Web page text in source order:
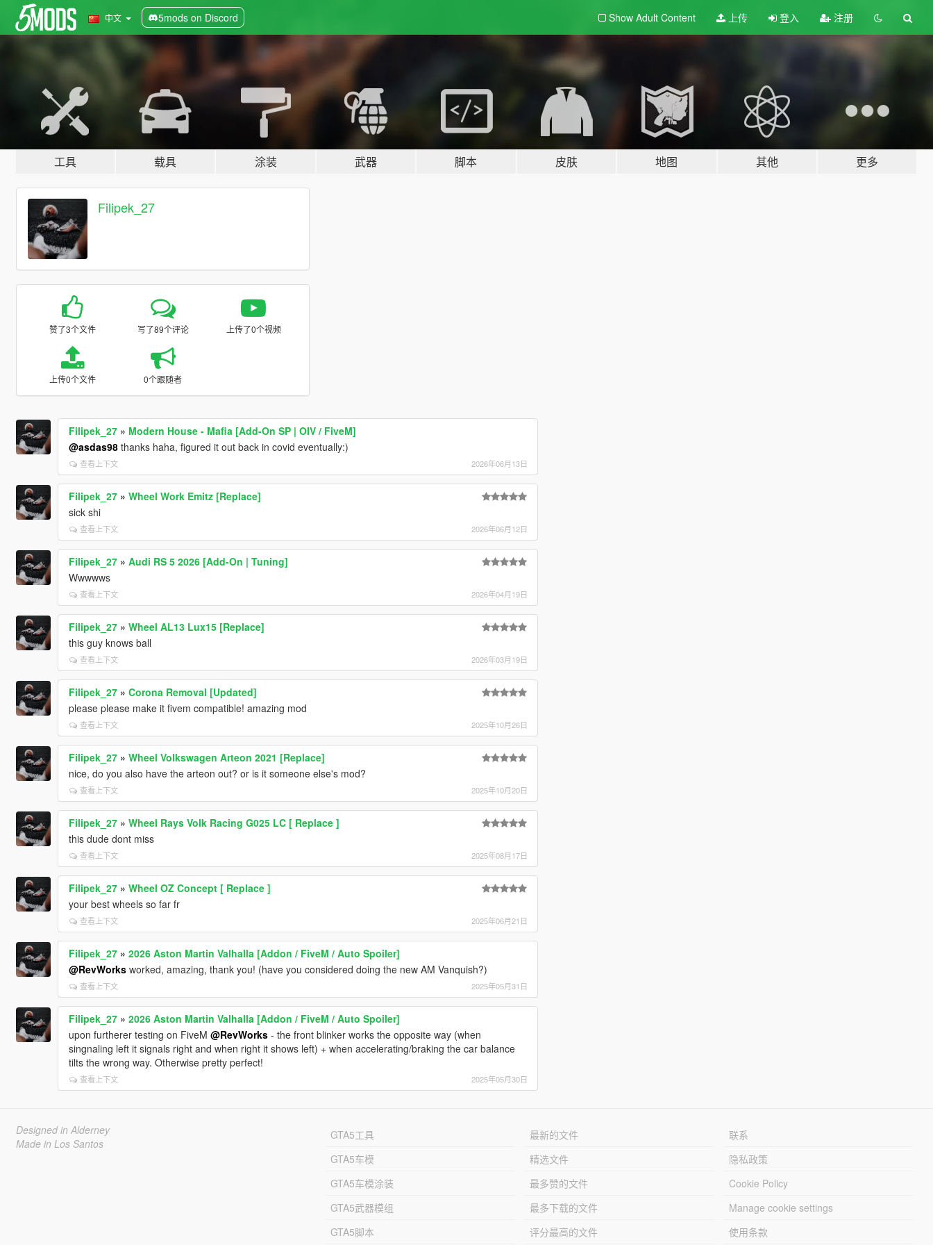
中文 5mods on Discord Show Adult Content 上传 登入 注册
工具 载具 涂装 武器 脚本 皮肤 地图 其他 更多
Filipek_27
赞了3个文件 写了89个评论 上传了0个视频
上传0个文件 0个跟随者
Filipek_27» Modern House - Mafia [Add-On SP | OIV / FiveM]
@asdas98thanks haha, figured it out back in covid eventually:)
查看上下文 2026年06月13日
Filipek_27» Wheel Work Emitz [Replace]
sick shi
查看上下文 2026年06月12日
Filipek_27» Audi RS 5 2026 [Add-On | Tuning]
Wwwwws
查看上下文 2026年04月19日
Filipek_27» Wheel AL13 Lux15 [Replace]
this guy knows ball
查看上下文 2026年03月19日
Filipek_27» Corona Removal [Updated]
please please make it fivem compatible! amazing mod
查看上下文 2025年10月26日
Filipek_27» Wheel Volkswagen Arteon 2021 [Replace]
nice, do you also have the arteon out? or is it someone else's mod?
查看上下文 2025年10月20日
Filipek_27» Wheel Rays Volk Racing G025 LC [ Replace ]
this dude dont miss
查看上下文 2025年08月17日
Filipek_27» Wheel OZ Concept [ Replace ]
your best wheels so far fr
查看上下文 2025年06月21日
Filipek_27» 2026 Aston Martin Valhalla [Addon / FiveM / Auto Spoiler]
@RevWorksworked, amazing, thank you! (have you considered doing the new AM Vanquish?)
查看上下文 2025年05月31日
Filipek_27» 2026 Aston Martin Valhalla [Addon / FiveM / Auto Spoiler]
upon furtherer testing on FiveM @RevWorks- the front blinker works the opposite way (when
singnaling left it signals right and when right it shows left) + when accelerating/braking the car balance
tilts the wrong way. Otherwise pretty perfect!
查看上下文 2025年05月30日
Designed in Alderney
Made in Los Santos
GTA5工具
GTA5车模
GTA5车模涂装
GTA5武器模组
GTA5脚本
最新的文件
精选文件
最多赞的文件
最多下载的文件
评分最高的文件
联系
隐私政策
Cookie Policy
Manage cookie settings
使用条款